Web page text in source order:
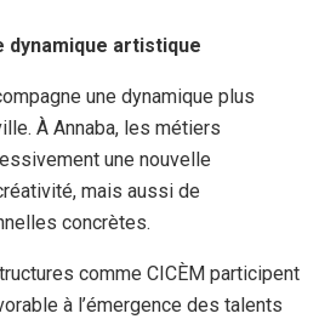
dynamique artistique
une dynamique plus
À Annaba, les métiers
une nouvelle
mais aussi de
concrètes.
comme CICÈM participent
à l’émergence des talents